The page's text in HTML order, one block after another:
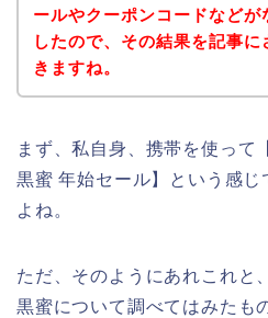
ールやクーポンコードなどが
したので、その結果を記事に
きますね。
まず、私自身、携帯を使って
黒蜜 年始セール】という感
よね。
ただ、そのようにあれこれと
黒蜜について調べてはみたも